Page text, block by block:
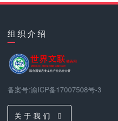
组 织 介 绍
备案号:渝ICP备17007508号-3
关 于 我 们